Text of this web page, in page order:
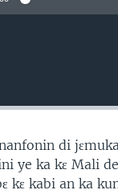
di
ye ka kɛ Mali
kɛ kabi an ka